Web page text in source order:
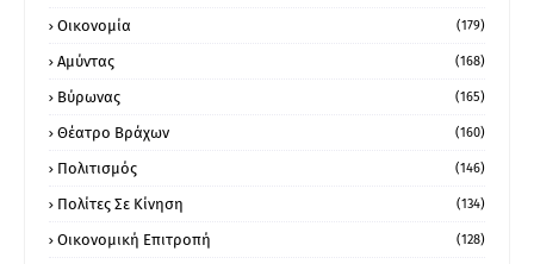
Οικονομία (179)
Αμύντας (168)
Βύρωνας (165)
Θέατρο Βράχων (160)
Πολιτισμός (146)
Πολίτες Σε Κίνηση (134)
Οικονομική Επιτροπή (128)